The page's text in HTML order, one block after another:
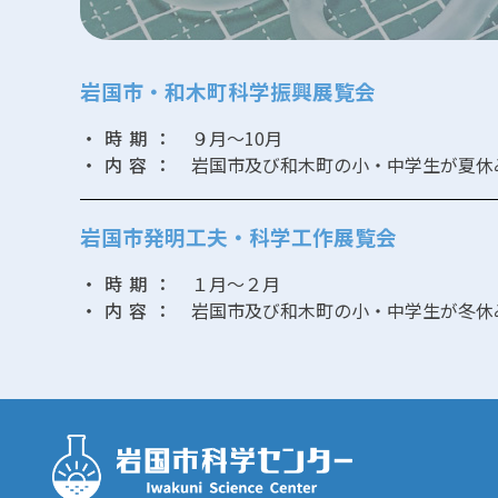
岩国市・和木町科学振興展覧会
・時期：
９月～10月
・内容：
岩国市及び和木町の小・中学生が夏
岩国市発明工夫・科学工作展覧会
・時期：
１月～２月
・内容：
岩国市及び和木町の小・中学生が冬